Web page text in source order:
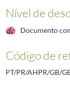
Nível de
Documento
Código de
PT/PR/AHPR/GB/